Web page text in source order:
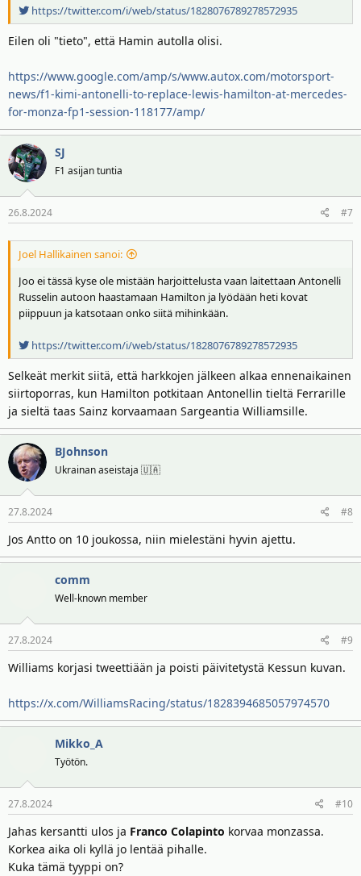
https://twitter.com/i/web/status/1828076789278572935
Eilen oli "tieto", että Hamin autolla olisi.
https://www.google.com/amp/s/www.autox.com/motorsport-
news/f1-kimi-antonelli-to-replace-lewis-hamilton-at-mercedes-
for-monza-fp1-session-118177/amp/
SJ
F1 asijan tuntia
26.8.2024 #7
Joel Hallikainen sanoi:
Joo ei tässä kyse ole mistään harjoittelusta vaan laitettaan Antonelli
Russelin autoon haastamaan Hamilton ja lyödään heti kovat
piippuun ja katsotaan onko siitä mihinkään.
https://twitter.com/i/web/status/1828076789278572935
Selkeät merkit siitä, että harkkojen jälkeen alkaa ennenaikainen
siirtoporras, kun Hamilton potkitaan Antonellin tieltä Ferrarille
ja sieltä taas Sainz korvaamaan Sargeantia Williamsille.
BJohnson
Ukrainan aseistaja 🇺🇦
27.8.2024 #8
Jos Antto on 10 joukossa, niin mielestäni hyvin ajettu.
comm
Well-known member
27.8.2024 #9
Williams korjasi tweettiään ja poisti päivitetystä Kessun kuvan.
https://x.com/WilliamsRacing/status/1828394685057974570
Mikko_A
Työtön.
27.8.2024 #10
Jahas kersantti ulos ja Franco Colapinto korvaa monzassa.
Korkea aika oli kyllä jo lentää pihalle.
Kuka tämä tyyppi on?